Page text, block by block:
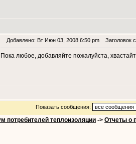
Добавлено: Вт Июн 03, 2008 6:50 pm Заголовок
Пока любое, добавляйте пожалуйста,
Показать сообщения:
потребителей теплоизоляции -> Отчеты о